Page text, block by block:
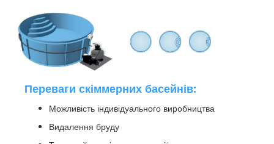
Переваги скіммерних басейнів:
Можливість індивідуального виробництва
Видалення бруду